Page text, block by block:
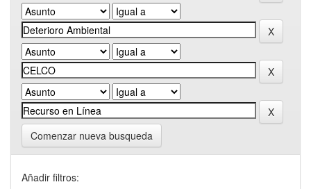
Comenzar nueva busqueda
Añadir filtros: